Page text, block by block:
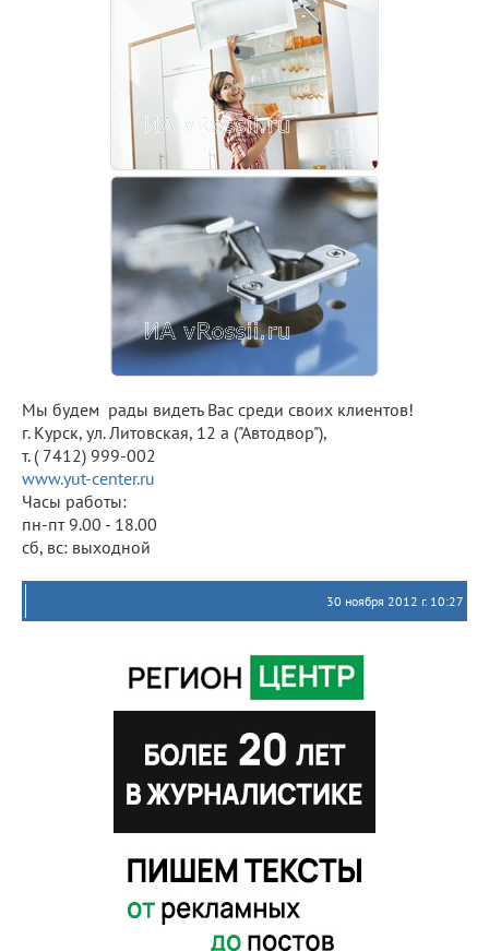
Мы будем рады видеть Вас среди своих клиентов!
г. Курск, ул. Литовская, 12 а ("Автодвор"),
т. ( 7412) 999-002
www.yut-center.ru
Часы работы:
пн-пт 9.00 - 18.00
сб, вс: выходной
30 ноября 2012 г. 10:27